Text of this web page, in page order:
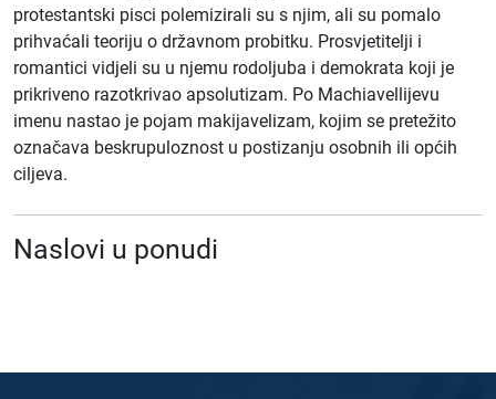
protestantski pisci polemizirali su s njim, ali su pomalo
prihvaćali teoriju o državnom probitku. Prosvjetitelji i
romantici vidjeli su u njemu rodoljuba i demokrata koji je
prikriveno razotkrivao apsolutizam. Po Machiavellijevu
imenu nastao je pojam makijavelizam, kojim se pretežito
označava beskrupuloznost u postizanju osobnih ili općih
ciljeva.
Naslovi u ponudi